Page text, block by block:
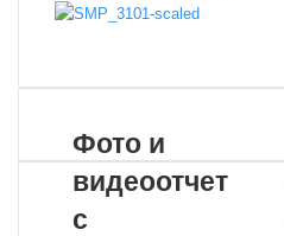
почте
Фото и
видеоотчет
с